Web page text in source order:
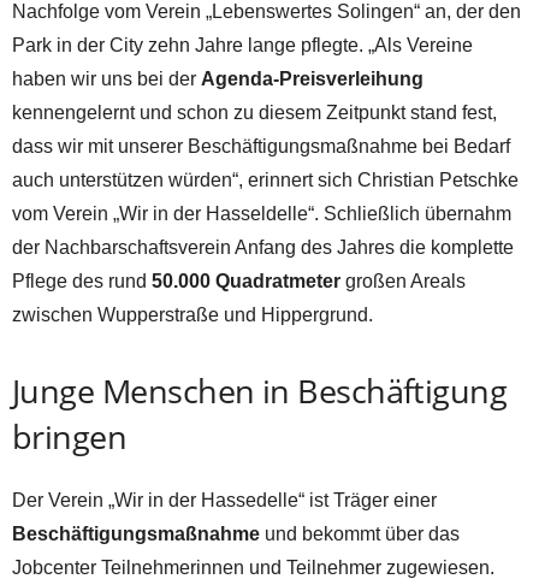
Nachfolge vom Verein „Lebenswertes Solingen“ an, der den
Park in der City zehn Jahre lange pflegte. „Als Vereine
haben wir uns bei der Agenda-Preisverleihung
kennengelernt und schon zu diesem Zeitpunkt stand fest,
dass wir mit unserer Beschäftigungsmaßnahme bei Bedarf
auch unterstützen würden“, erinnert sich Christian Petschke
vom Verein „Wir in der Hasseldelle“. Schließlich übernahm
der Nachbarschaftsverein Anfang des Jahres die komplette
Pflege des rund 50.000 Quadratmeter großen Areals
zwischen Wupperstraße und Hippergrund.
Junge Menschen in Beschäftigung
bringen
Der Verein „Wir in der Hassedelle“ ist Träger einer
Beschäftigungsmaßnahme und bekommt über das
Jobcenter Teilnehmerinnen und Teilnehmer zugewiesen.